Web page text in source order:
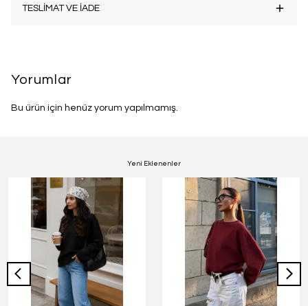
TESLİMAT VE İADE
Yorumlar
Bu ürün için henüz yorum yapılmamış.
Yeni Eklenenler